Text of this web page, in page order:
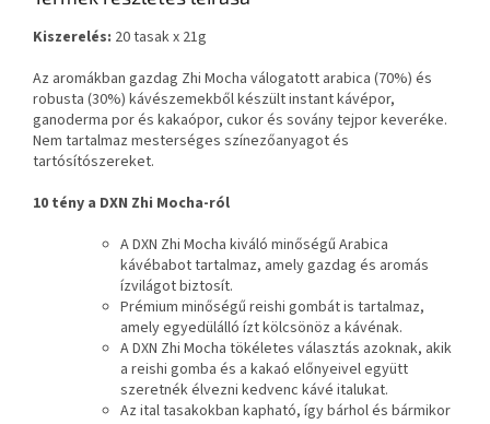
Kiszerelés: 20 tasak x 21g
Az aromákban gazdag Zhi Mocha válogatott arabica (70%) és
robusta (30%) kávészemekből készült instant kávépor,
ganoderma por és kakaópor, cukor és sovány tejpor keveréke.
Nem tartalmaz mesterséges színezőanyagot és
tartósítószereket.
10 tény a DXN Zhi Mocha-ról
A DXN Zhi Mocha kiváló minőségű Arabica
kávébabot tartalmaz, amely gazdag és aromás
ízvilágot biztosít.
Prémium minőségű reishi gombát is tartalmaz,
amely egyedülálló ízt kölcsönöz a kávénak.
A DXN Zhi Mocha tökéletes választás azoknak, akik
a reishi gomba és a kakaó előnyeivel együtt
szeretnék élvezni kedvenc kávé italukat.
Az ital tasakokban kapható, így bárhol és bármikor